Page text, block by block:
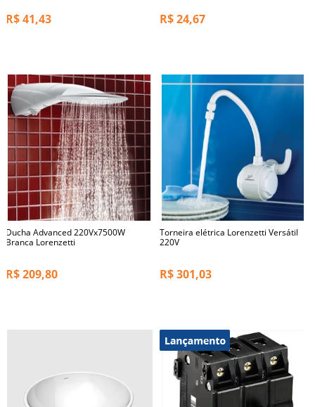
R$41,43 R$24,67
Ducha Advanced 220Vx7500W
Branca Lorenzetti
R$209,80
Torneira elétrica Lorenzetti Versátil
220V
R$301,03